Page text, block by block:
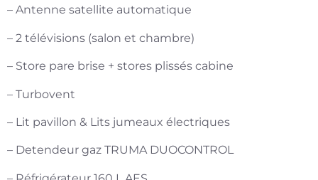
– Antenne satellite automatique
– 2 télévisions (salon et chambre)
– Store pare brise + stores plissés cabine
– Turbovent
– Lit pavillon & Lits jumeaux électriques
– Detendeur gaz TRUMA DUOCONTROL